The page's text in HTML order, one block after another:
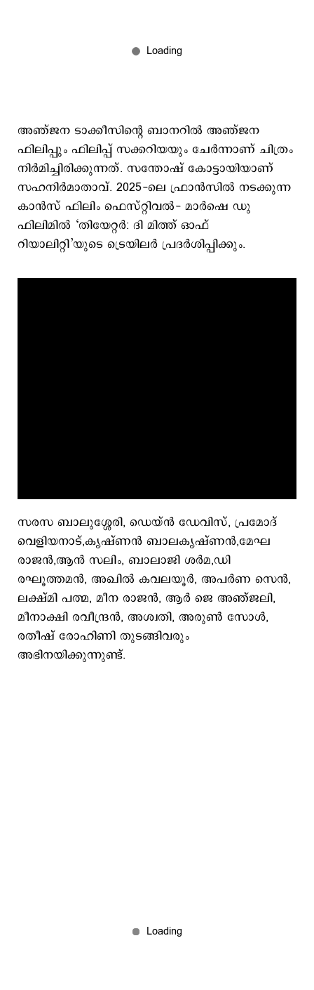
അഞ്ജന ടാക്കീസിന്റെ ബാനറിൽ അഞ്ജന
ഫിലിപ്പും ഫിലിപ്പ് സക്കറിയയും ചേർന്നാണ് ചിത്രം
നിർമിച്ചിരിക്കുന്നത്. സന്തോഷ് കോട്ടായിയാണ്
സഹനിർമാതാവ്. 2025-ലെ ഫ്രാൻസിൽ നടക്കുന്ന
കാൻസ് ഫിലിം ഫെസ്റ്റിവൽ- മാർഷെ ഡു
ഫിലിമിൽ ‘തിയേറ്റർ: ദി മിത്ത് ഓഫ്
റിയാലിറ്റി’യുടെ ട്രെയിലർ പ്രദർശിപ്പിക്കും.
സരസ ബാലുശ്ശേരി, ഡെയ്ൻ ഡേവിസ്, പ്രമോദ്
വെളിയനാട്,കൃഷ്‌ണൻ ബാലകൃഷ്‌ണൻ,മേഘ
രാജൻ,ആൻ സലിം, ബാലാജി ശർമ,ഡി
രഘൂത്തമൻ, അഖിൽ കവലയൂർ, അപർണ സെൻ,
ലക്ഷ്‌മി പത്മ, മീന രാജൻ, ആർ ജെ അഞ്ജലി,
മീനാക്ഷി രവീന്ദ്രൻ, അശ്വതി, അരുൺ സോൾ,
രതീഷ് രോഹിണി തുടങ്ങിവരും
അഭിനയിക്കുന്നുണ്ട്.